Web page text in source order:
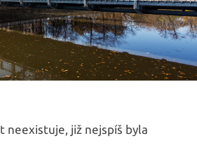
neexistuje, již nejspíš byla